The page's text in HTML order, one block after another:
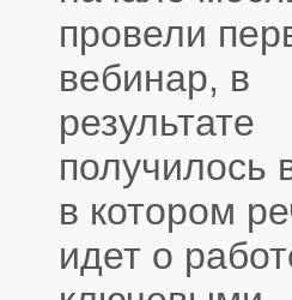
провели
вебинар, в
результате
получилось
в котором
идет о